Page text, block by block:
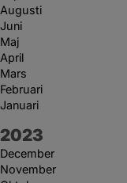
Augusti
Juni
Maj
April
Mars
Februari
Januari
År:
2023
December
November